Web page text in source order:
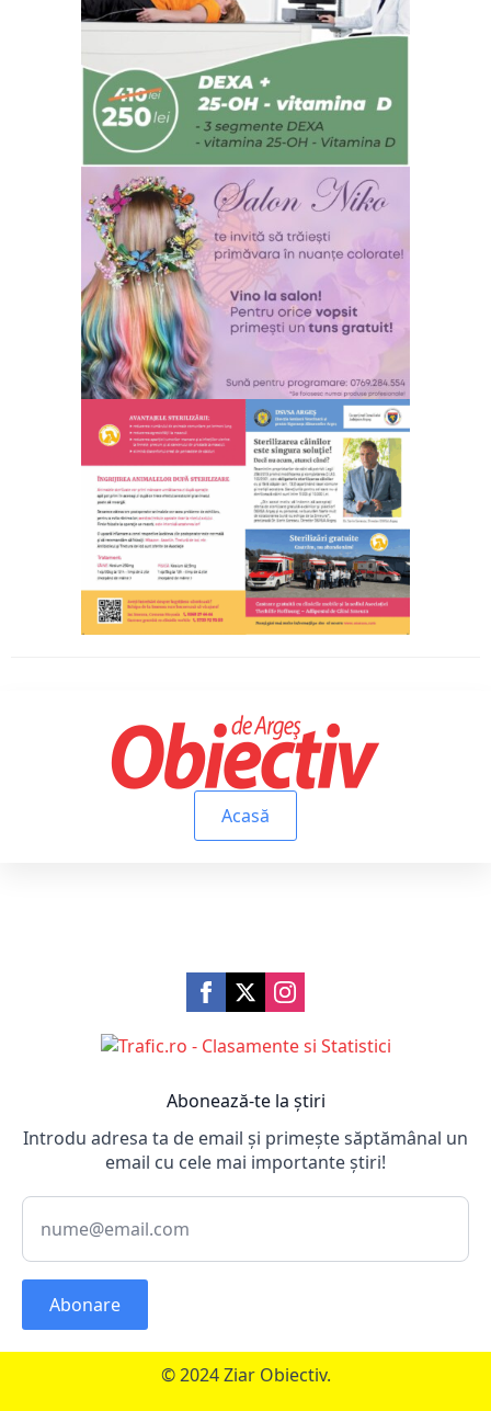
Acasă
Abonează-te la știri
Introdu adresa ta de email și primește săptămânal un
email cu cele mai importante știri!
Abonare
© 2024 Ziar Obiectiv.